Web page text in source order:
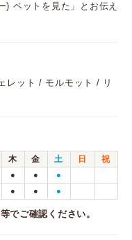
ペットを見た」とお伝え
レット / モルモット / リ
木 金 土 日
祝
● ● ●
● ● ●
でご確認ください。